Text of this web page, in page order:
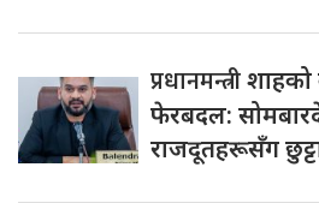
प्रधानमन्त्री
फेरबदल:
राजदूतहरूसँग